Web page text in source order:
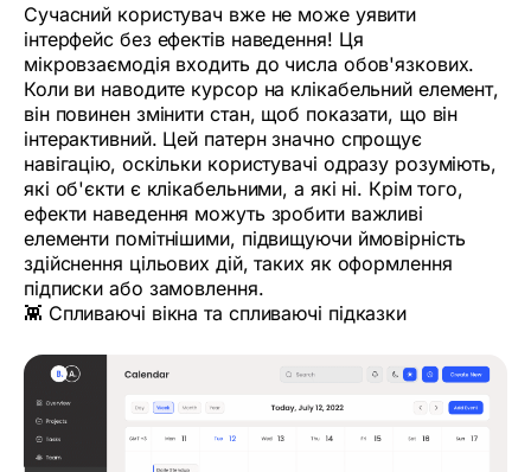
Сучасний користувач вже не може уявити
інтерфейс без ефектів наведення! Ця
мікровзаємодія входить до числа обов'язкових.
Коли ви наводите курсор на клікабельний елемент,
він повинен змінити стан, щоб показати, що він
інтерактивний. Цей патерн значно спрощує
навігацію, оскільки користувачі одразу розуміють,
які об'єкти є клікабельними, а які ні. Крім того,
ефекти наведення можуть зробити важливі
елементи помітнішими, підвищуючи ймовірність
здійснення цільових дій, таких як оформлення
підписки або замовлення.
👾 Спливаючі вікна та спливаючі підказки